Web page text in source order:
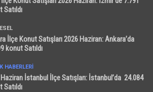
Satıldı
İlçe Konut Satışları 2026 Haziran: Ankara’da
konut Satıldı
HABERLERI
İstanbul İlçe Satışları: İstanbul’da 24.084
Satıldı